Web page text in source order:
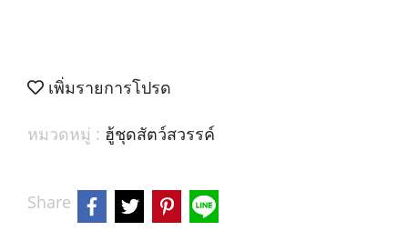
เพิ่มรายการโปรด
หมวดหมู่ : ฮู้ชุดสัตว์สวรรค์
Share